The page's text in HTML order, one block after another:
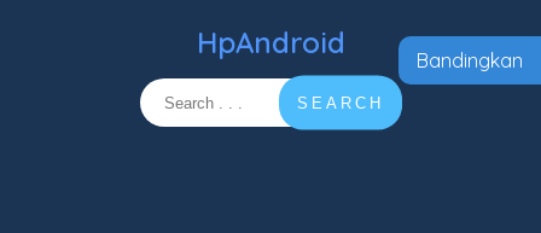
HpAndroid
SEARCH
Bandingkan